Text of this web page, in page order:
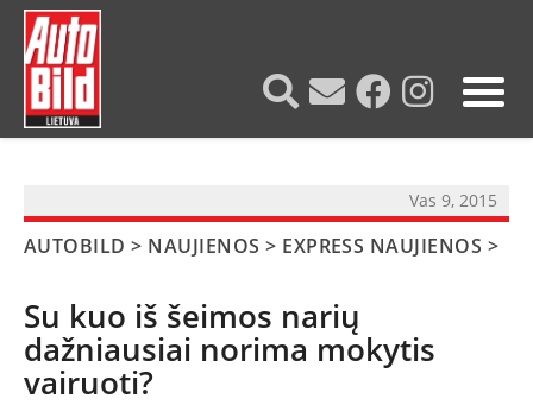
Vas 9, 2015
AUTOBILD > NAUJIENOS > EXPRESS NAUJIENOS >
Su kuo iš šeimos narių
dažniausiai norima mokytis
vairuoti?